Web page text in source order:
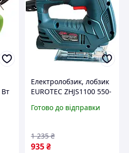
0-
Електролобзик, лобзик
EUROTEC ZHJS1100 550-
Готово до відправки
935₴
1 235 ₴